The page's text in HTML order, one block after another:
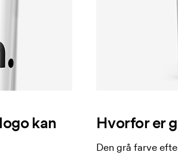
kan
Hvorfor er
Den grå farve